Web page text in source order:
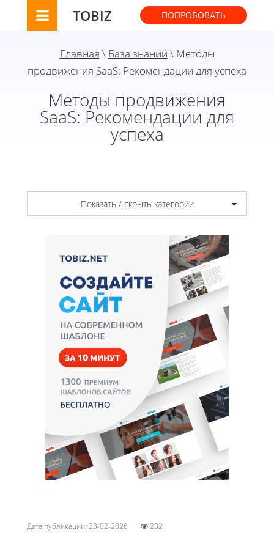
TOBIZ ПОПРОБОВАТЬ
Главная \ База знаний \ Методы
продвижения SaaS: Рекомендации для успеха
Методы продвижения
SaaS: Рекомендации для
успеха
Показать / скрыть категории
Дата публикации: 23-02-2026 232